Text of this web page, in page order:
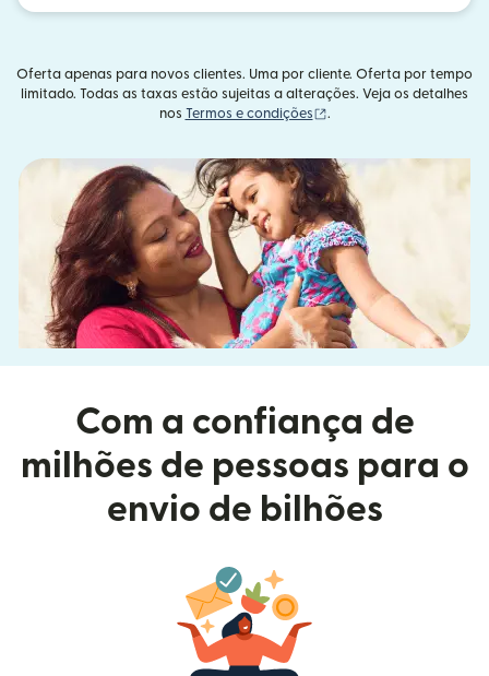
Oferta apenas para novos clientes. Uma por cliente. Oferta por tempo
limitado. Todas as taxas estão sujeitas a alterações. Veja os detalhes
nos Termos e condições (abre em uma nova
.
Com a confiança de
milhões de pessoas para o
envio de bilhões